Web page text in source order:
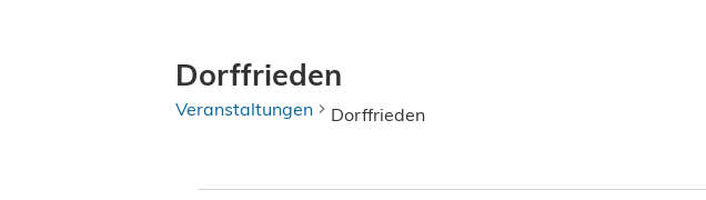
Dorffrieden
Veranstaltungen Dorffrieden